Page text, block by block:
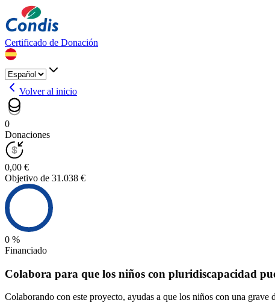
Certificado de Donación
Volver al inicio
0
Donaciones
0,00 €
Objetivo de 31.038 €
0 %
Financiado
Colabora para que los niños con pluridiscapacidad
Colaborando con este proyecto, ayudas a que los niños con una